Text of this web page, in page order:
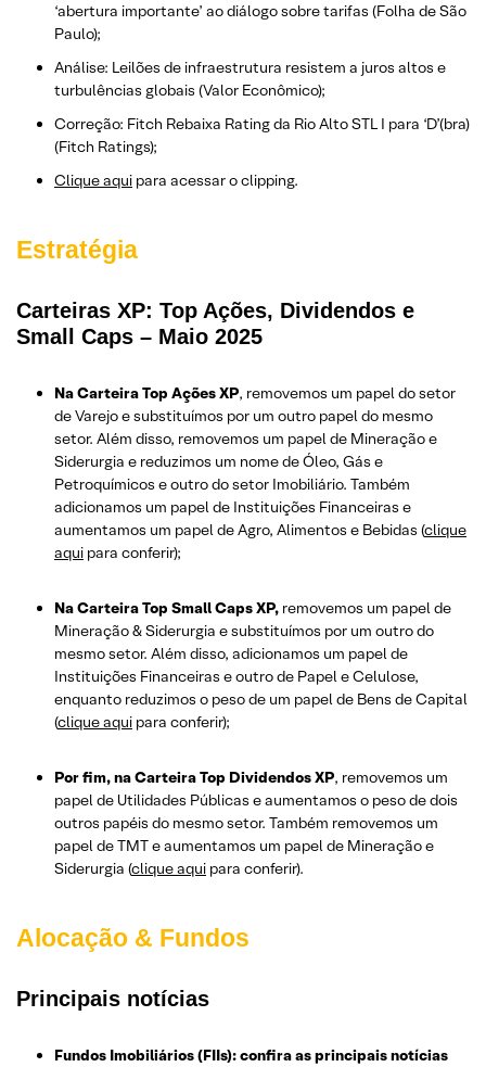
‘abertura importante’ ao diálogo sobre tarifas (Folha de São
Paulo);
Análise: Leilões de infraestrutura resistem a juros altos e
turbulências globais (Valor Econômico);
Correção: Fitch Rebaixa Rating da Rio Alto STL I para ‘D’(bra)
(Fitch Ratings);
Clique aqui para acessar o clipping.
Estratégia
Carteiras XP: Top Ações, Dividendos e
Small Caps – Maio 2025
Na Carteira Top Ações XP, removemos um papel do setor
de Varejo e substituímos por um outro papel do mesmo
setor. Além disso, removemos um papel de Mineração e
Siderurgia e reduzimos um nome de Óleo, Gás e
Petroquímicos e outro do setor Imobiliário. Também
adicionamos um papel de Instituições Financeiras e
aumentamos um papel de Agro, Alimentos e Bebidas (clique
aqui para conferir);
Na Carteira Top Small Caps XP, removemos um papel de
Mineração & Siderurgia e substituímos por um outro do
mesmo setor. Além disso, adicionamos um papel de
Instituições Financeiras e outro de Papel e Celulose,
enquanto reduzimos o peso de um papel de Bens de Capital
(clique aqui para conferir);
Por fim, na Carteira Top Dividendos XP, removemos um
papel de Utilidades Públicas e aumentamos o peso de dois
outros papéis do mesmo setor. Também removemos um
papel de TMT e aumentamos um papel de Mineração e
Siderurgia (clique aqui para conferir).
Alocação & Fundos
Principais notícias
Fundos Imobiliários (FIIs): confira as principais notícias